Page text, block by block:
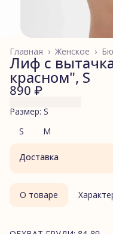
Женское ›
Главная ›
Лиф с
красном", S
890 ₽
Размер: S
S
M
Доставка
О товаре